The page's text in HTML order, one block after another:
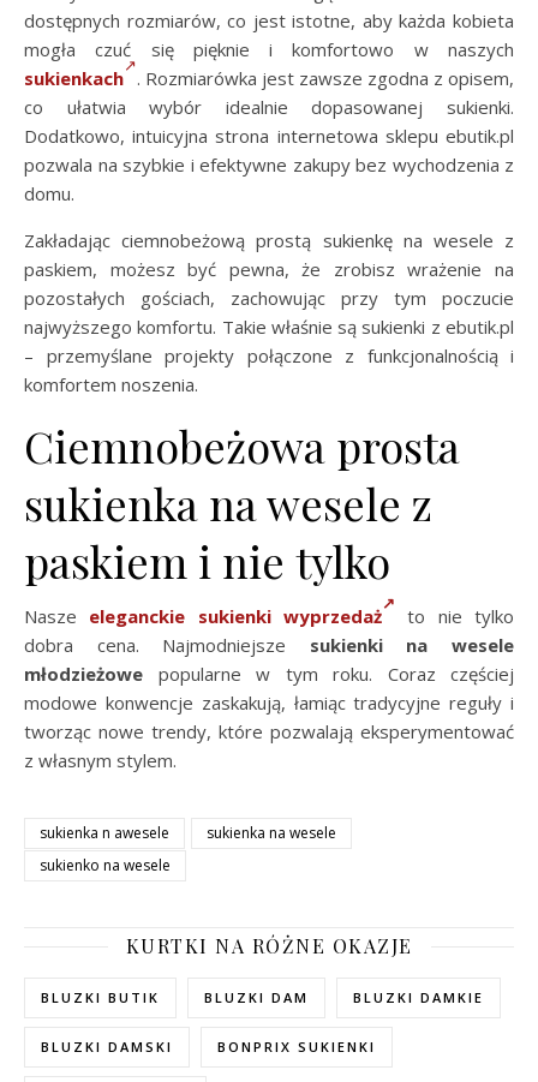
dostępnych rozmiarów, co jest istotne, aby każda kobieta
mogła czuć się pięknie i komfortowo w naszych
sukienkach . Rozmiarówka jest zawsze zgodna z opisem,
co ułatwia wybór idealnie dopasowanej sukienki.
Dodatkowo, intuicyjna strona internetowa sklepu ebutik.pl
pozwala na szybkie i efektywne zakupy bez wychodzenia z
domu.
Zakładając ciemnobeżową prostą sukienkę na wesele z
paskiem, możesz być pewna, że zrobisz wrażenie na
pozostałych gościach, zachowując przy tym poczucie
najwyższego komfortu. Takie właśnie są sukienki z ebutik.pl
– przemyślane projekty połączone z funkcjonalnością i
komfortem noszenia.
Ciemnobeżowa prosta
sukienka na wesele z
paskiem i nie tylko
Nasze eleganckie sukienki wyprzedaż
to nie tylko
dobra cena. Najmodniejsze sukienki na wesele
młodzieżowe popularne w tym roku. Coraz częściej
modowe konwencje zaskakują, łamiąc tradycyjne reguły i
tworząc nowe trendy, które pozwalają eksperymentować
z własnym stylem.
sukienka n awesele
sukienka na wesele
sukienko na wesele
KURTKI NA RÓŻNE OKAZJE
BLUZKI BUTIK BLUZKI DAM BLUZKI DAMKIE
BLUZKI DAMSKI BONPRIX SUKIENKI